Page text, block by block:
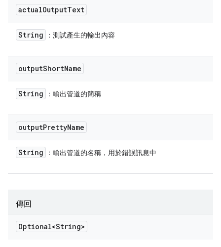
actualOutputText
String ：測試產生的輸出內容
outputShortName
String ：輸出管道的簡稱
outputPrettyName
String ：輸出管道的名稱，用於錯誤訊息中
傳回
Optional<String>